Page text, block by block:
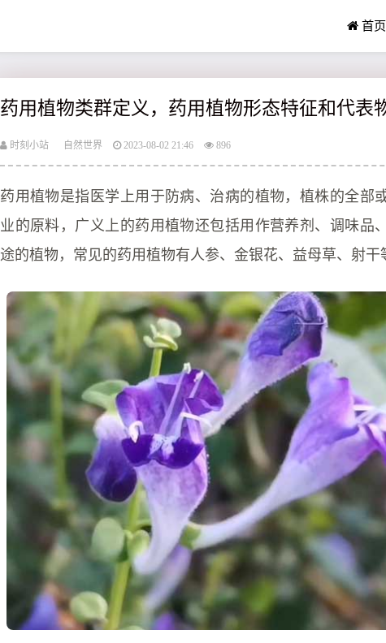
首页
药用植物类群定义，药用植物形态特征和代表
时刻小站 自然世界 2023-08-02 21:46 896
药用植物是指医学上用于防病、治病的植物，植株的全部
业的原料，广义上的药用植物还包括用作营养剂、调味品
途的植物，常见的药用植物有人参、金银花、益母草、射干